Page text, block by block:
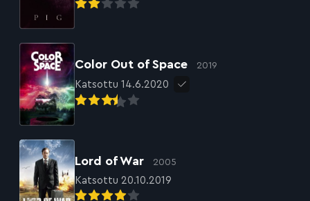
Color Out of Space 2019
Katsottu 14.6.2020
Lord of War 2005
Katsottu 20.10.2019